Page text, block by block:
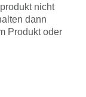
nicht
dann
Produkt oder